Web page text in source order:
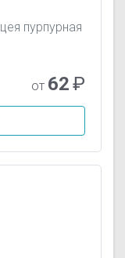
пурпурная
от 62₽